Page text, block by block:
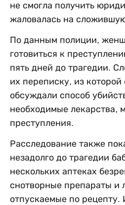
не смогла получить
жаловалась на
По данным полиции,
готовиться к
пять дней до трагедии.
их переписку, из которой
обсуждали способ
необходимые лекарства,
преступления.
Расследование также
незадолго до трагедии
нескольких аптеках
снотворные препараты и
отпускаемые по рецепту.